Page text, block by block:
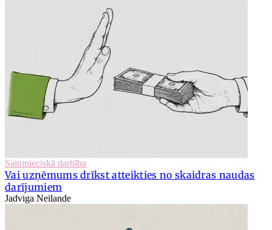
Saimnieciskā darbība
Vai uzņēmums drīkst atteikties no skaidras naudas
darījumiem
Jadviga Neilande